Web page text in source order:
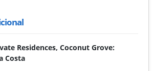
Residences, Coconut Grove:
Costa